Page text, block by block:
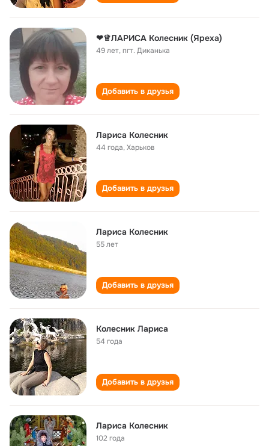
❤♕ЛАРИСА Колесник (Яреха)
49 лет,пгт. Диканька
Добавить в друзья
Лариса Колесник
44 года,Харьков
Добавить в друзья
Лариса Колесник
55 лет
Добавить в друзья
Колесник Лариса
54 года
Добавить в друзья
Лариса Колесник
102 года